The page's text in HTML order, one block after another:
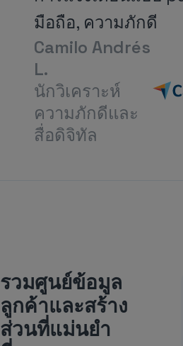
มือถือ, ความภักดี
Camilo Andrés
L.
นักวิเคราะห์
ความภักดีและ
สื่อดิจิทัล
รวมศูนย์ข้อมูล
ลูกค้าและสร้าง
ส่วนที่แม่นยำ